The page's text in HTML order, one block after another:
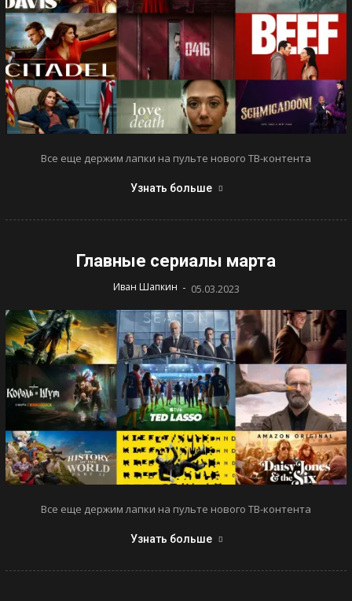
Все еще держим лапки на пульте нового ТВ-контента
Узнать больше
Главные сериалы марта
Иван Шапкин - 05.03.2023
Все еще держим лапки на пульте нового ТВ-контента
Узнать больше